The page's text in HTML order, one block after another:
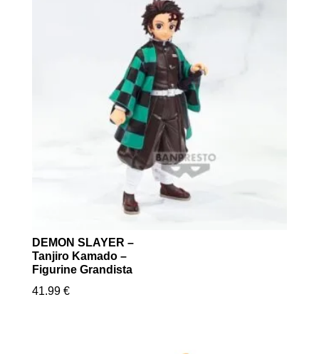
DEMON SLAYER –
Tanjiro Kamado –
Figurine Grandista
41.99 €